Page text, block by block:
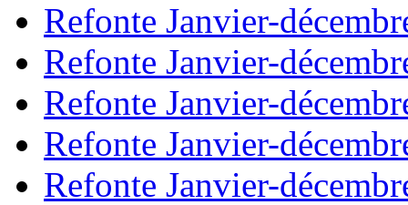
Refonte Janvier-
Refonte Janvier-
Refonte Janvier-
Refonte Janvier-
Refonte Janvier-